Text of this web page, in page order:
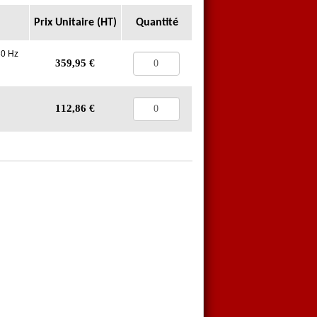
Prix Unitaire (HT) Quantité
Hz
359,95 €
112,86 €